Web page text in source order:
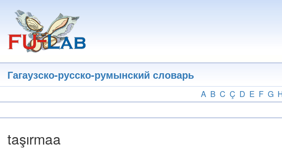
основному
содержанию
Гагаузско-русско-румынский словарь
A B C Ç D E F G
taşırmaa